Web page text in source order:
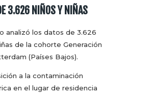
3.626 NIÑOS Y NIÑAS
analizó los datos de 3.626
de la cohorte Generación
(Países Bajos).
a la contaminación
en el lugar de residencia